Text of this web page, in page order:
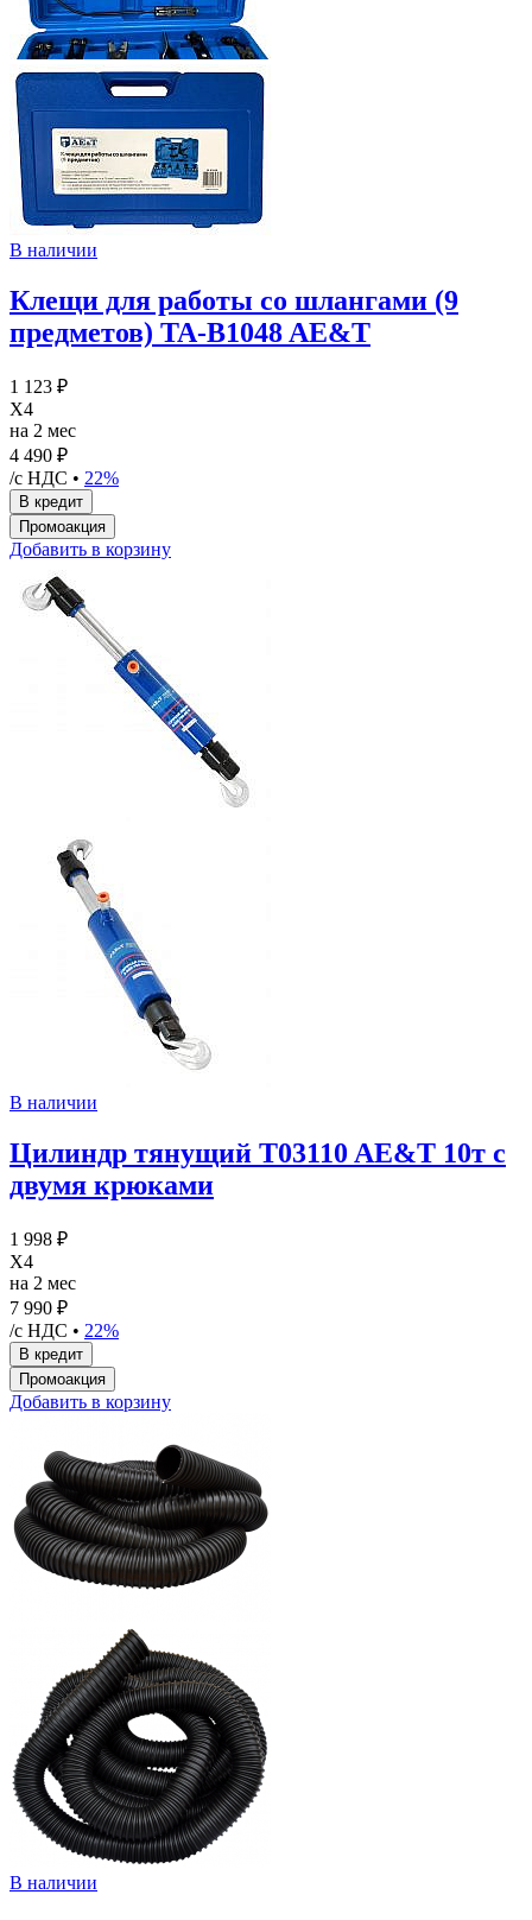
В наличии
Клещи для работы со шлангами (9
предметов) TA-B1048 AE&T
1 123 ₽
X4
на 2 мес
4 490 ₽
/с НДС • 22%
Добавить в корзину
В наличии
Цилиндр тянущий T03110 AE&T 10т с
двумя крюками
1 998 ₽
X4
на 2 мес
7 990 ₽
/с НДС • 22%
Добавить в корзину
В наличии